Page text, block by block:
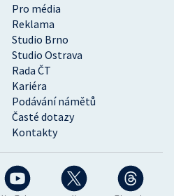
Pro média
Reklama
Studio Brno
Studio Ostrava
Rada ČT
Kariéra
Podávání námětů
Časté dotazy
Kontakty